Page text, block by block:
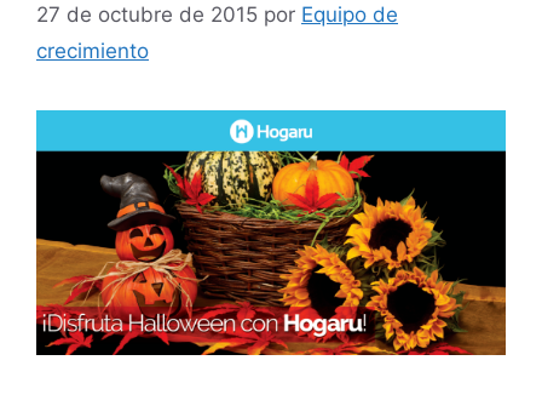
27 de octubre de 2015 por Equipo de
crecimiento